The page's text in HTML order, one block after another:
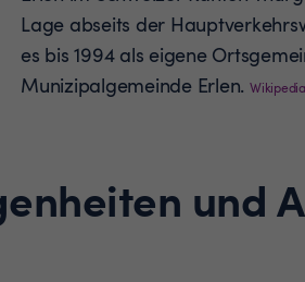
Lage abseits der
es bis 1994 als eigene
Munizipalgemeinde Erlen. Wikipedia
und